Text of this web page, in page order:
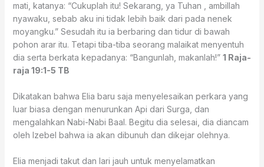
mati, katanya: “Cukuplah itu! Sekarang, ya Tuhan , ambillah
nyawaku, sebab aku ini tidak lebih baik dari pada nenek
moyangku.” Sesudah itu ia berbaring dan tidur di bawah
pohon arar itu. Tetapi tiba-tiba seorang malaikat menyentuh
dia serta berkata kepadanya: “Bangunlah, makanlah!” 1 Raja-
raja 19:1‭-‬5 TB
Dikatakan bahwa Elia baru saja menyelesaikan perkara yang
luar biasa dengan menurunkan Api dari Surga, dan
mengalahkan Nabi-Nabi Baal. Begitu dia selesai, dia diancam
oleh Izebel bahwa ia akan dibunuh dan dikejar olehnya.
Elia menjadi takut dan lari jauh untuk menyelamatkan